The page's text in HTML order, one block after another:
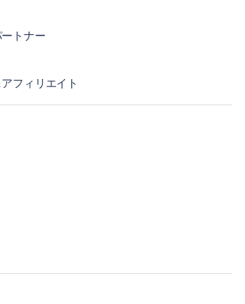
トナー
フィリエイト